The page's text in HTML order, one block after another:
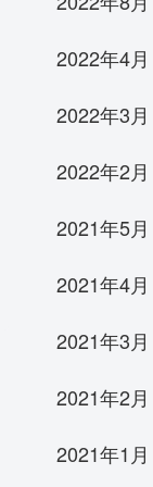
2022年4月
2022年3月
2022年2月
2021年5月
2021年4月
2021年3月
2021年2月
2021年1月